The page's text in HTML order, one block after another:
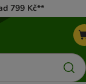
799 Kč**